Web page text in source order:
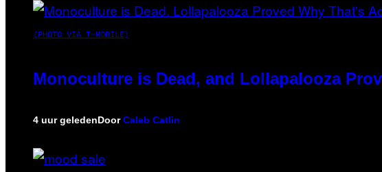
(PHOTO VIA T-MOBILE)
Monoculture is Dead, and Lollapalooza
4 uur geledenDoorCaleb Catlin